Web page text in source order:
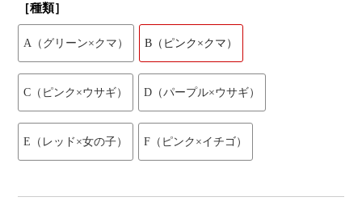
［種類］
A（グリーン×クマ） B（ピンク×クマ）
C（ピンク×ウサギ） D（パープル×ウサギ）
E（レッド×女の子） F（ピンク×イチゴ）